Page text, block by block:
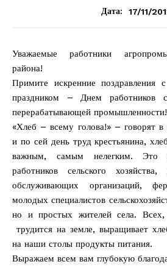
Дата: 17/11/
Уважаемые работники
района!
Примите искренние
праздником – Днем работников
перерабатывающей промышленности!
«Хлеб – всему голова!» – говорят в
и по сей день труд крестьянина,
важным, самым нелегким. Это
работников сельского
обслуживающих организаций,
молодых специалистов
но и простых жителей села.
трудится на земле, выращивает
на наши столы продукты питания.
Выражаем всем вам глубокую